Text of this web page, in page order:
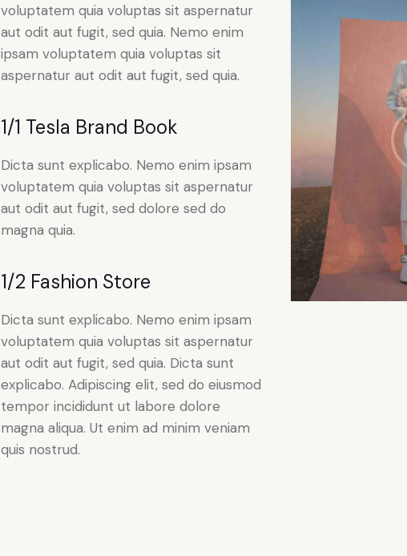
voluptatem quia voluptas sit aspernatur
aut odit aut fugit, sed quia. Nemo enim
ipsam voluptatem quia voluptas sit
aspernatur aut odit aut fugit, sed quia.
1/1 Tesla Brand Book
Dicta sunt explicabo. Nemo enim ipsam
voluptatem quia voluptas sit aspernatur
aut odit aut fugit, sed dolore sed do
magna quia.
1/2 Fashion Store
Dicta sunt explicabo. Nemo enim ipsam
voluptatem quia voluptas sit aspernatur
aut odit aut fugit, sed quia. Dicta sunt
explicabo. Adipiscing elit, sed do eiusmod
tempor incididunt ut labore dolore
magna aliqua. Ut enim ad minim veniam
quis nostrud.